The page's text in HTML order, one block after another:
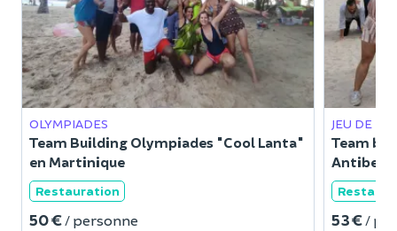
OLYMPIADES
Team Building Olympiades "Cool Lanta"
en Martinique
Restauration
50 € / personne
JEU DE
Team
Antibes
53 € /